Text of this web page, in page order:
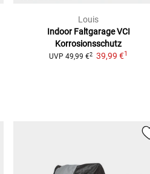
Louis
Indoor Faltgarage VCI
Korrosionsschutz
UVP 49,99 €2 39,99 €1